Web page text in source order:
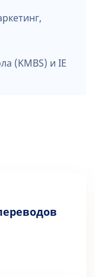
(KMBS) и IE